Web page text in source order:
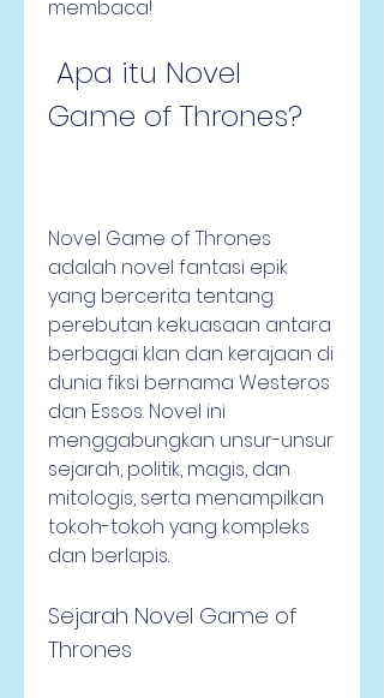
membaca!
Game of Thrones?
Novel Game of Thrones
adalah novel fantasi epik
yang bercerita tentang
perebutan kekuasaan antara
berbagai klan dan kerajaan di
dunia fiksi bernama Westeros
dan Essos. Novel ini
menggabungkan unsur-unsur
sejarah, politik, magis, dan
mitologis, serta menampilkan
tokoh-tokoh yang kompleks
dan berlapis.
Sejarah Novel Game of
Thrones